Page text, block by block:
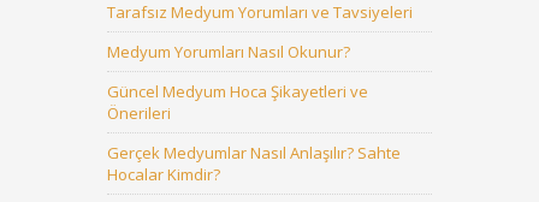
Tarafsız Medyum Yorumları ve Tavsiyeleri
Medyum Yorumları Nasıl Okunur?
Güncel Medyum Hoca Şikayetleri ve
Önerileri
Gerçek Medyumlar Nasıl Anlaşılır? Sahte
Hocalar Kimdir?